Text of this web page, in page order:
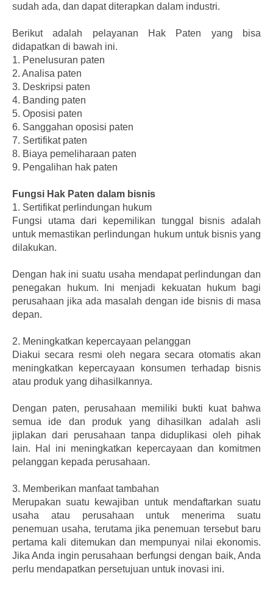
sudah ada, dan dapat diterapkan dalam industri.
Berikut adalah pelayanan Hak Paten yang bisa
didapatkan di bawah ini.
1. Penelusuran paten
2. Analisa paten
3. Deskripsi paten
4. Banding paten
5. Oposisi paten
6. Sanggahan oposisi paten
7. Sertifikat paten
8. Biaya pemeliharaan paten
9. Pengalihan hak paten
Fungsi Hak Paten dalam bisnis
1. Sertifikat perlindungan hukum
Fungsi utama dari kepemilikan tunggal bisnis adalah
untuk memastikan perlindungan hukum untuk bisnis yang
dilakukan.
Dengan hak ini suatu usaha mendapat perlindungan dan
penegakan hukum. Ini menjadi kekuatan hukum bagi
perusahaan jika ada masalah dengan ide bisnis di masa
depan.
2. Meningkatkan kepercayaan pelanggan
Diakui secara resmi oleh negara secara otomatis akan
meningkatkan kepercayaan konsumen terhadap bisnis
atau produk yang dihasilkannya.
Dengan paten, perusahaan memiliki bukti kuat bahwa
semua ide dan produk yang dihasilkan adalah asli
jiplakan dari perusahaan tanpa diduplikasi oleh pihak
lain. Hal ini meningkatkan kepercayaan dan komitmen
pelanggan kepada perusahaan.
3. Memberikan manfaat tambahan
Merupakan suatu kewajiban untuk mendaftarkan suatu
usaha atau perusahaan untuk menerima suatu
penemuan usaha, terutama jika penemuan tersebut baru
pertama kali ditemukan dan mempunyai nilai ekonomis.
Jika Anda ingin perusahaan berfungsi dengan baik, Anda
perlu mendapatkan persetujuan untuk inovasi ini.